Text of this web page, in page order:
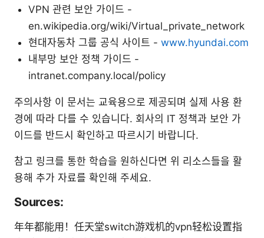
VPN 관련 보안 가이드 -
en.wikipedia.org/wiki/Virtual_private_network
현대자동차 그룹 공식 사이트 - www.hyundai.com
내부망 보안 정책 가이드 -
intranet.company.local/policy
주의사항 이 문서는 교육용으로 제공되며 실제 사용 환
경에 따라 다를 수 있습니다. 회사의 IT 정책과 보안 가
이드를 반드시 확인하고 따르시기 바랍니다.
참고 링크를 통한 학습을 원하신다면 위 리소스들을 활
용해 추가 자료를 확인해 주세요.
Sources:
年年都能用！任天堂switch游戏机的vpn轻松设置指